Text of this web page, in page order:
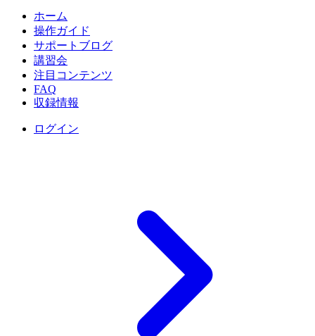
ホーム
操作ガイド
サポートブログ
講習会
注目コンテンツ
FAQ
収録情報
ログイン